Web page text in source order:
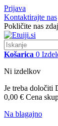
Prijava
Kontaktirajte nas
Pokličite nas
Košarica 0
Ni izdelkov
Je treba določiti
0,00 € Cena
Na blagajno